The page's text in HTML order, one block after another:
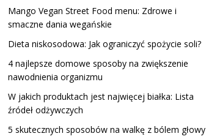
Mango Vegan Street Food menu: Zdrowe i
smaczne dania wegańskie
Dieta niskosodowa: Jak ograniczyć spożycie soli?
4 najlepsze domowe sposoby na zwiększenie
nawodnienia organizmu
W jakich produktach jest najwięcej białka: Lista
źródeł odżywczych
5 skutecznych sposobów na walkę z bólem głowy